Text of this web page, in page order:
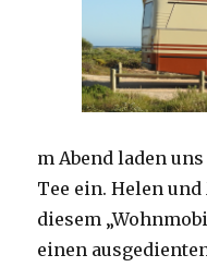
m Abend laden
Tee ein. Helen
diesem
einen